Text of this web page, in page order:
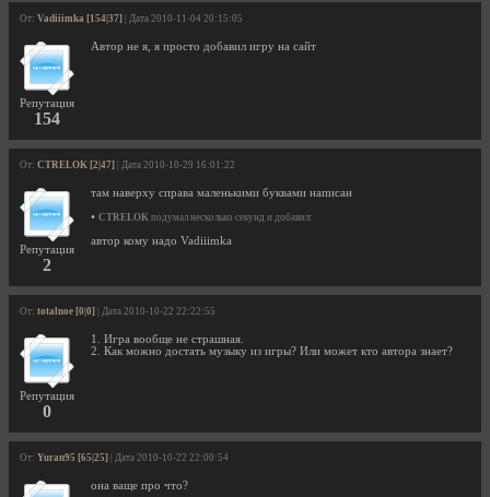
От: Vadiiimka [154|37] | Дата 2010-11-04 20:15:05
Репутация
154
Автор не я, я просто добавил игру на сайт
От: CTRELOK [2|47] | Дата 2010-10-29 16:01:22
Репутация
2
там наверху справа маленькими буквами написан
• CTRELOK подумал несколько секунд и добавил:
автор кому надо Vadiiimka
От: totalnoe [0|0] | Дата 2010-10-22 22:22:55
Репутация
0
1. Игра вообще не страшная.
2. Как можно достать музыку из игры? Или может кто автора знает?
От: Yuran95 [65|25] | Дата 2010-10-22 22:00:54
она ваще про что?